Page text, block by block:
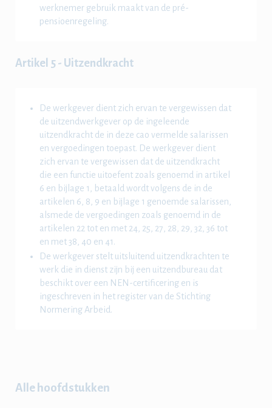
werknemer gebruik maakt van de pré-
pensioenregeling.
Artikel 5 - Uitzendkracht
De werkgever dient zich ervan te vergewissen dat
de uitzendwerkgever op de ingeleende
uitzendkracht de in deze cao vermelde salarissen
en vergoedingen toepast. De werkgever dient
zich ervan te vergewissen dat de uitzendkracht
die een functie uitoefent zoals genoemd in artikel
6 en bijlage 1, betaald wordt volgens de in de
artikelen 6, 8, 9 en bijlage 1 genoemde salarissen,
alsmede de vergoedingen zoals genoemd in de
artikelen 22 tot en met 24, 25, 27, 28, 29, 32, 36 tot
en met 38, 40 en 41.
De werkgever stelt uitsluitend uitzendkrachten te
werk die in dienst zijn bij een uitzendbureau dat
beschikt over een NEN-certificering en is
ingeschreven in het register van de Stichting
Normering Arbeid.
Alle hoofdstukken